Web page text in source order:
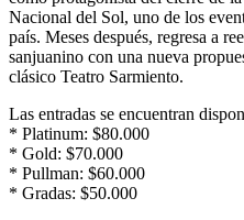
Nacional del Sol, uno de los
país. Meses después, regresa a
sanjuanino con una nueva
clásico Teatro Sarmiento.
Las entradas se encuentran
* Platinum: $80.000
* Gold: $70.000
* Pullman: $60.000
* Gradas: $50.000